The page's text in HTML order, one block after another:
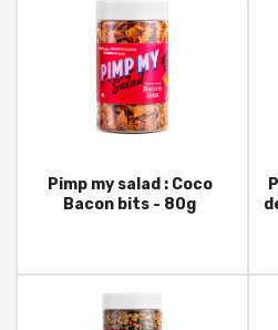
Pimp my salad : Coco
Bacon bits - 80g